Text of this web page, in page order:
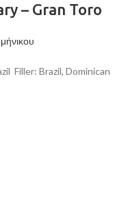
– Gran Toro
Filler: Brazil, Dominican